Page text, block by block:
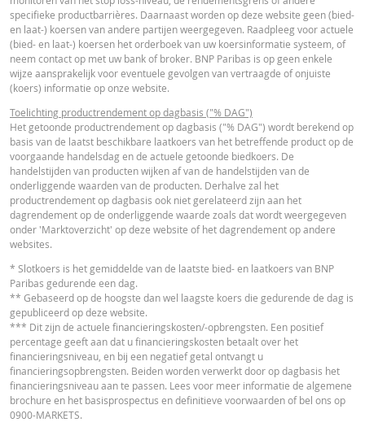
WAARDEN
WAARDEN
Referentiekoers 45,160
-
Financieringsniveau
21,6
-
Stop loss-niveau
Hefboom
1,92
Waarde belegging
(EUR)
4,71 -
Turbo (EUR) 4,71
Disclaimer
actuele of toekomstige handelskoersen weer. De calculator gaat uit van een
gelijkblijvend financieringskostenpercentage terwijl dit percentage in
werkelijkheid doorlopend kan veranderen. De rendementen van producten
een onderliggende waarde die niet in euro noteert, kunnen worden
door wisselkoerseffecten. De calculator houdt geen rekening met het
tussen bied- en laatprijzen (de spread), eventuele dividenden of
dividendbelasting. De invloed van het periodiek doorrollen van futures
in de calculator buiten beschouwing gelaten. Ook door afrondingen kunnen
getoonde waarden afwijken van de ontwikkelingen van waarden in de
werkelijkheid.
Nederlands (Nederland) PDF
ESSENTIËLE BELEGGERSINFORMATIEDOCUMENTATIE
Essentiële
Beleggersinformatiedocument (NL)
PDF
RECENTE KOERSINFORMATIE
Latest Product Quotes
specifieke productbarrières. Daarnaast worden op deze website geen (bied-
en laat-) koersen van andere partijen weergegeven. Raadpleeg voor actuele
(bied- en laat-) koersen het orderboek van uw koersinformatie systeem, of
neem contact op met uw bank of broker. BNP Paribas is op geen enkele
wijze aansprakelijk voor eventuele gevolgen van vertraagde of onjuiste
(koers) informatie op onze website.
Toelichting productrendement op dagbasis ("% DAG")
Het getoonde productrendement op dagbasis ("% DAG") wordt berekend op
basis van de laatst beschikbare laatkoers van het betreffende product op de
voorgaande handelsdag en de actuele getoonde biedkoers. De
handelstijden van producten wijken af van de handelstijden van de
onderliggende waarden van de producten. Derhalve zal het
productrendement op dagbasis ook niet gerelateerd zijn aan het
dagrendement op de onderliggende waarde zoals dat wordt weergegeven
onder 'Marktoverzicht' op deze website of het dagrendement op andere
websites.
* Slotkoers is het gemiddelde van de laatste bied- en laatkoers van BNP
Paribas gedurende een dag.
** Gebaseerd op de hoogste dan wel laagste koers die gedurende de dag is
gepubliceerd op deze website.
*** Dit zijn de actuele financieringskosten/-opbrengsten. Een positief
percentage geeft aan dat u financieringskosten betaalt over het
financieringsniveau, en bij een negatief getal ontvangt u
financieringsopbrengsten. Beiden worden verwerkt door op dagbasis het
financieringsniveau aan te passen. Lees voor meer informatie de algemene
brochure en het basisprospectus en definitieve voorwaarden of bel ons op
0900-MARKETS.